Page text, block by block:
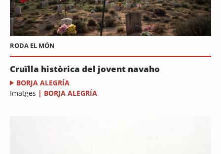
RODA EL MÓN
Cruïlla històrica del jovent navaho
BORJA ALEGRÍA
Imatges | BORJA ALEGRÍA